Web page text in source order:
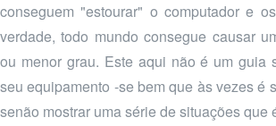
conseguem "estourar" o computador e
verdade, todo mundo consegue causar
ou menor grau. Este aqui não é um guia
seu equipamento -se bem que às vezes é
senão mostrar uma série de situações que